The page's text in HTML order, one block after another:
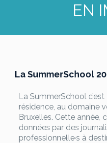
EN
La SummerSchool
La SummerSchool
résidence, au domaine
Bruxelles. Cette année,
données par des
professionnel·le·s à